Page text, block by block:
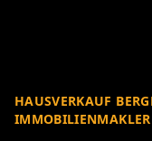
HAUSVERKAUF
IMMOBILIENMAKLER